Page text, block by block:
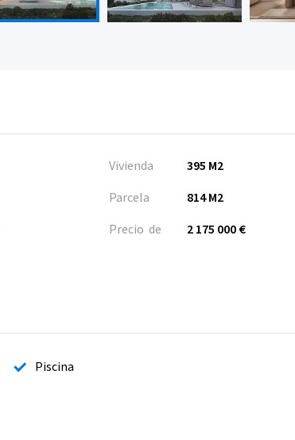
Vivienda
395 M2
Parcela
814 M2
Precio de
2 175 000 €
Piscina